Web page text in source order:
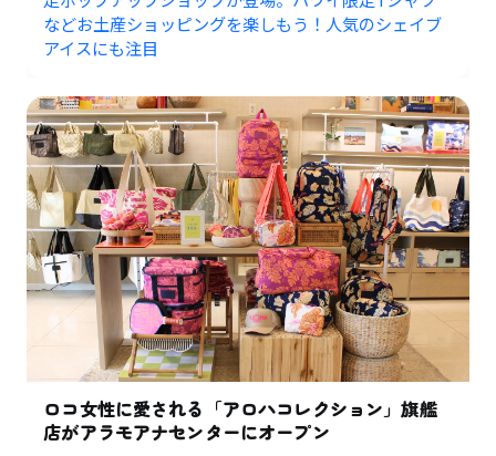
などお土産ショッピングを楽しもう！人気のシェイブ
アイスにも注目
ロコ女性に愛される「アロハコレクション」旗艦
店がアラモアナセンターにオープン